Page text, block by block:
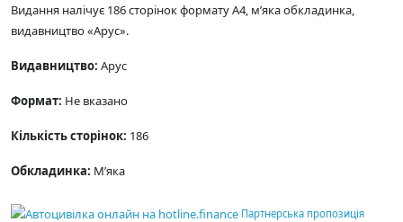
Видання налічує 186 сторінок формату А4, м’яка обкладинка,
видавництво «Арус».
Видавництво: Арус
Формат: Не вказано
Кількість сторінок: 186
Обкладинка: М’яка
Партнерська пропозиція